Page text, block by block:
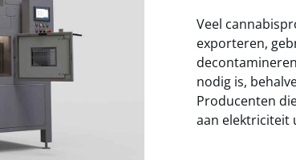
Veel
exporteren,
nodig is,
Producenten
aan elektriciteit